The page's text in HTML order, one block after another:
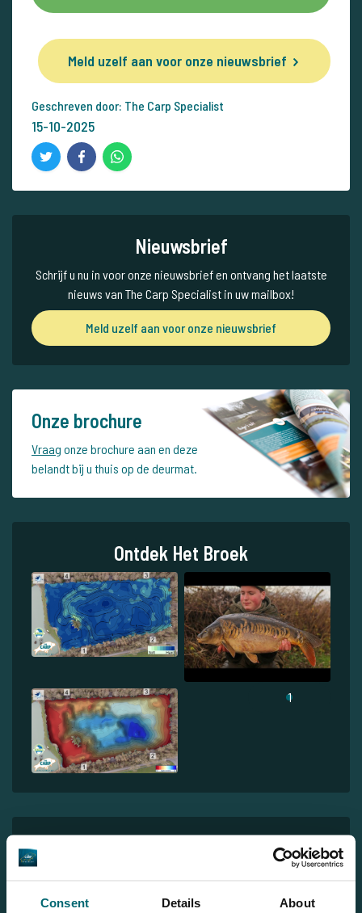
Consent Details About
Meld uzelf aan voor onze nieuwsbrief
Geschreven door: The Carp Specialist
15-10-2025
Nieuwsbrief
Schrijf u nu in voor onze nieuwsbrief en ontvang het laatste
nieuws van The Carp Specialist in uw mailbox!
Meld uzelf aan voor onze nieuwsbrief
Onze brochure
Vraag onze brochure aan en deze
belandt bij u thuis op de deurmat.
Ontdek Het Broek
1